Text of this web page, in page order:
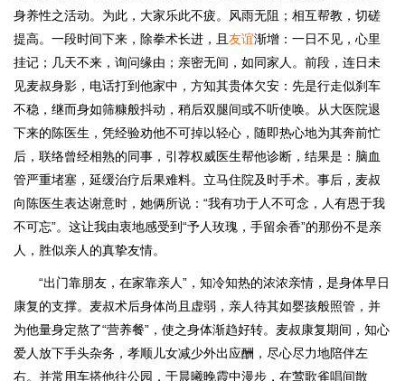
身养性之活动。为此，大家乐此不疲。风雨无阻；相互帮教，切磋
提高。一段时间下来，除拳术长进，且 友谊渐增：一日不见，心里
挂记；几天不来，询问缘由；亲密无间，如同家人。前段，连日未
见麦叔身影，电话打到他家中，方知其贵体欠安：先是行走似刹车
不稳，继而身如筛糠般抖动，稍后双腿间或不听使唤。从大医院退
下来的陈医生，凭经验劝他不可掉以轻心，随即热心地为其奔前忙
后，联络曾经相熟的同事，引荐权威医生帮他诊断，结果是：脑血
管严重堵塞，延缓治疗后果难料。立马住院及时手术。事后，麦叔
向陈医生表达谢意时，她俩所说：“我有功于人不可念，人有恩于我
不可忘”。这让我由衷地感受到“予人玫瑰，手留余香”的那份不是亲
人，胜似亲人的真挚友情。
“出门靠朋友，在家靠亲人”，知冷知热的浓浓亲情，是身体早日
康复的支撑。麦叔术后身体尚且虚弱，亲人待其如婴孩般照管，并
为他量身定熬了“营养餐”，使之身体渐趋好转。麦叔康复期间，知心
爱人放下手头杂务，孝顺儿女减少外出应酬，尽心尽力地陪伴左
右。并常用车搭他往公园，于晨曦晚霞中漫步，在莺歌雀唱间散